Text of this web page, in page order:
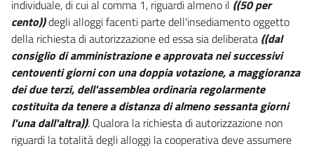
individuale, di cui al comma 1, riguardi almeno il ((50 per
cento))degli alloggi facenti parte dell'insediamento oggetto
della richiesta di autorizzazione ed essa sia deliberata ((dal
consiglio di amministrazione e approvata nei successivi
centoventi giorni con una doppia votazione, a maggioranza
dei due terzi, dell'assemblea ordinaria regolarmente
costituita da tenere a distanza di almeno sessanta giorni
l'una dall'altra)). Qualora la richiesta di autorizzazione non
riguardi la totalità degli alloggi la cooperativa deve assumere